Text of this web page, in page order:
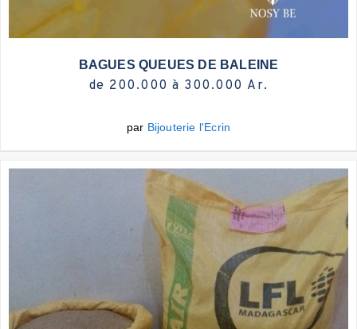
BAGUES QUEUES DE BALEINE
de 200.000 à 300.000 Ar.
par Bijouterie l'Ecrin